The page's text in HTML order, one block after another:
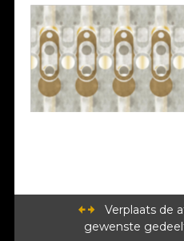
Verplaats de
gewenste